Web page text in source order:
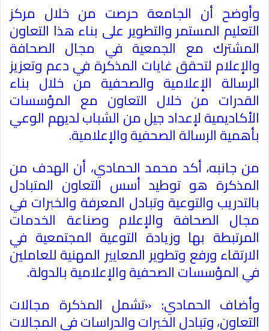
وأوضح أن الجامعة حرصت من خلال مركز
التعليم المستمر والتطوير على بناء هذا التعاون
المشترك مع الجمعية في مجال الصحافة
والإعلام لتحقق غايات المذكرة في دعم وتعزيز
الرسالة الإعلامية والصحفية من خلال بناء
القدرات من خلال التعاون مع المؤسسات
الأكاديمية لإعداد جيل من الشباب لديهم الوعي
بأهمية الرسالة الصحفية والإعلامية.
من جانبه، أكد محمد الحمادي، أن الهدف من
المذكرة هو توطيد أسس التعاون المتبادل
بالتدريب والتوعية وتبادل المعرفة والخبرات في
مجال الصحافة والإعلام وصناعة الخدمات
المرتبطة بها وزيادة التوعية المجتمعية في
الارتقاء ورفع وتطوير المعايير المهنية للعاملين
في المؤسسات الصحفية والإعلامية بالدولة.
وأضاف الحمادي: «تشمل المذكرة مجالات
التعاون، وتبادل الخبرات والدراسات في المجالات